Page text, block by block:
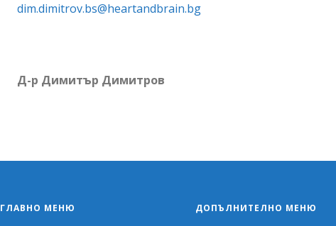
dim.dimitrov.bs@heartandbrain.bg
Д-р Димитър Димитров
ГЛАВНО МЕНЮ ДОПЪЛНИТЕЛНО МЕНЮ